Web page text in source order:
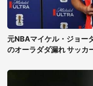
元NBAマイケル・ジョー
のオーラダダ漏れ サッカ